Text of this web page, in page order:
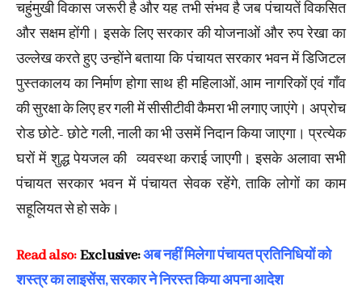
चहुंमुखी विकास जरूरी है और यह तभी संभव है जब पंचायतें विकसित
और सक्षम होंगी। इसके लिए सरकार की योजनाओं और रुप रेखा का
उल्लेख करते हुए उन्होंने बताया कि पंचायत सरकार भवन में डिजिटल
पुस्तकालय का निर्माण होगा साथ ही महिलाओं, आम नागरिकों एवं गाँव
की सुरक्षा के लिए हर गली में सीसीटीवी कैमरा भी लगाए जाएंगे। अप्रोच
रोड छोटे- छोटे गली, नाली का भी उसमें निदान किया जाएगा। प्रत्येक
घरों में शुद्ध पेयजल की व्यवस्था कराई जाएगी। इसके अलावा सभी
पंचायत सरकार भवन में पंचायत सेवक रहेंगे, ताकि लोगों का काम
सहूलियत से हो सके।
Read also:Exclusive:अब नहीं मिलेगा पंचायत प्रतिनिधियों को
शस्त्र का लाइसेंस, सरकार ने निरस्त किया अपना आदेश